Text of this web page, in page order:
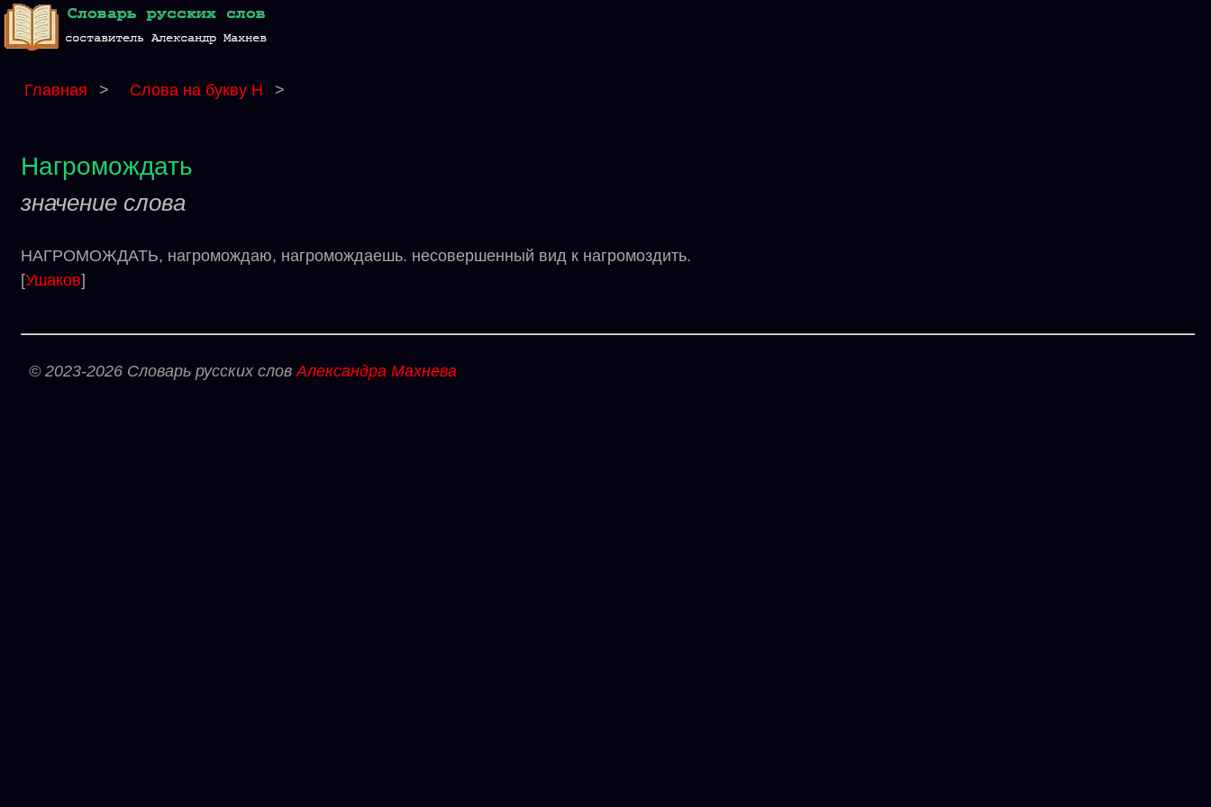
Главная > Слова на букву Н >
Нагромождать
значение слова
НАГРОМОЖДАТЬ, нагромождаю, нагромождаешь. несовершенный вид к нагромоздить.
[Ушаков]
© 2023-2026 Словарь русских словАлександра Махнева